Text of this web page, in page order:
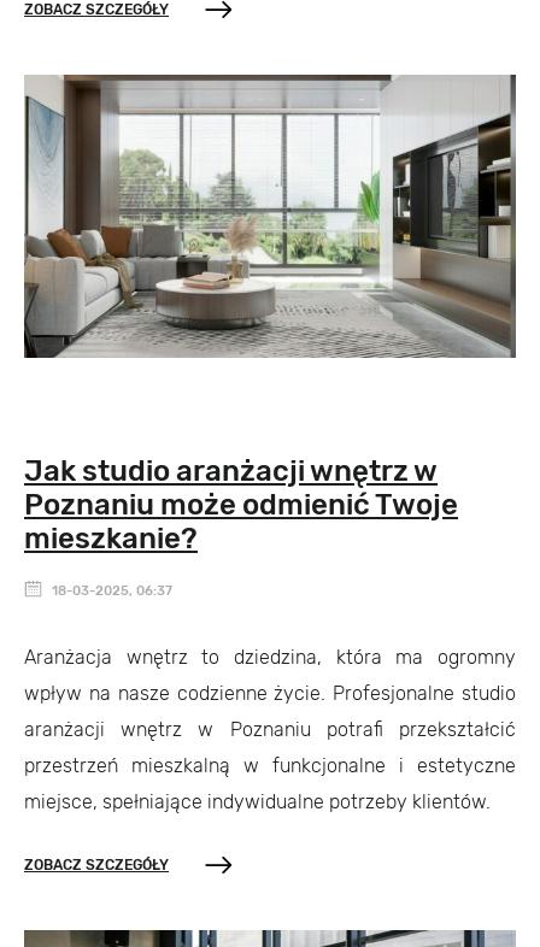
ZOBACZ SZCZEGÓŁY
Jak studio aranżacji wnętrz w
Poznaniu może odmienić Twoje
mieszkanie?
18-03-2025, 06:37
Aranżacja wnętrz to dziedzina, która ma ogromny
wpływ na nasze codzienne życie. Profesjonalne studio
aranżacji wnętrz w Poznaniu potrafi przekształcić
przestrzeń mieszkalną w funkcjonalne i estetyczne
miejsce, spełniające indywidualne potrzeby klientów.
ZOBACZ SZCZEGÓŁY